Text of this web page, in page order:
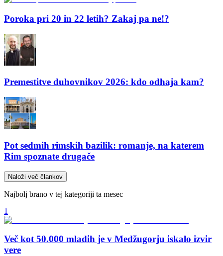
Poroka pri 20 in 22 letih? Zakaj pa ne!?
Premestitve duhovnikov 2026: kdo odhaja kam?
Pot sedmih rimskih bazilik: romanje, na katerem
Rim spoznate drugače
Naloži več člankov
Najbolj brano v tej kategoriji ta mesec
1
Več kot 50.000 mladih je v Medžugorju iskalo izvir
vere